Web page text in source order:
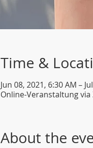
Time &
Jun 08, 2021, 6:30 AM –
Online-Veranstaltung via
About the